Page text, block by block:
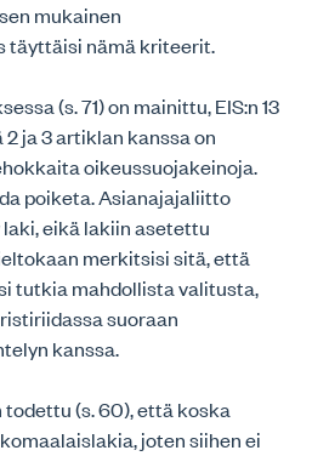
mukainen
täyttäisi nämä kriteerit.
(s. 71) on mainittu, EIS:n 13
ja 3 artiklan kanssa on
oikeussuojakeinoja.
poiketa. Asianajajaliitto
eikä lakiin asetettu
merkitsisi sitä, että
tutkia mahdollista valitusta,
suoraan
kanssa.
(s. 60), että koska
joten siihen ei